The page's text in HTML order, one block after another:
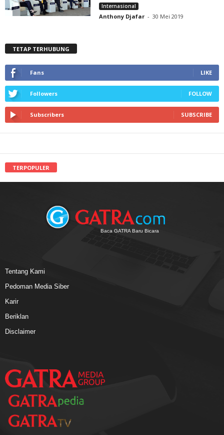
Internasional
Anthony Djafar - 30 Mei 2019
TETAP TERHUBUNG
Fans LIKE
Followers FOLLOW
Subscribers SUBSCRIBE
TERPOPULER
Baca GATRA Baru Bicara
Tentang Kami
Pedoman Media Siber
Karir
Beriklan
Disclaimer